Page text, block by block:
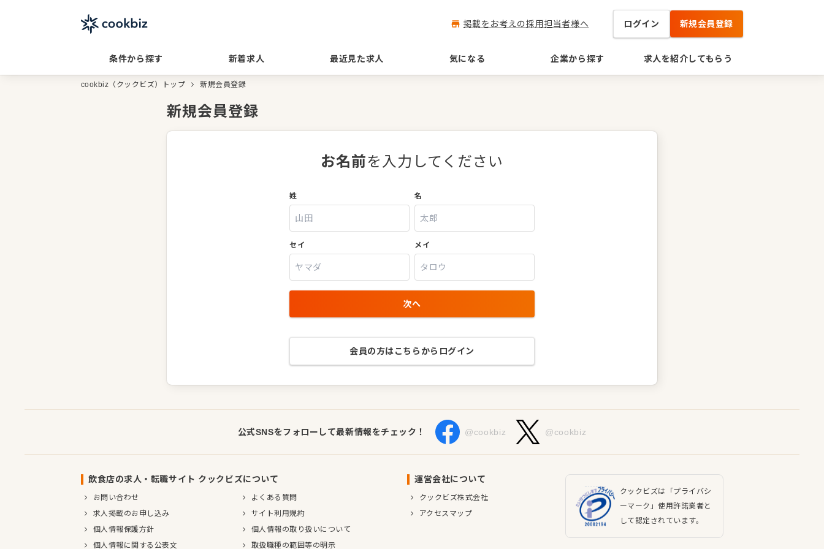
掲載をお考えの採用担当者様へ ログイン 新規会員登録
条件から探す 新着求人 最近見た求人 気になる 企業から探す 求人を紹介してもらう
cookbiz（クックビズ）トップ 新規会員登録
新規会員登録
お名前を入力してください
姓 名
セイ メイ
次へ
会員の方はこちらからログイン
公式SNSをフォローして最新情報をチェック！ @cookbiz @cookbiz
飲食店の求人・転職サイト クックビズについて
お問い合わせ
よくある質問
求人掲載のお申し込み
サイト利用規約
個人情報保護方針
個人情報の取り扱いについて
個人情報に関する公表文
取扱職種の範囲等の明示
運営会社について
クックビズ株式会社
アクセスマップ
クックビズは「プライバシ
ーマーク」使用許諾業者と
して認定されています。